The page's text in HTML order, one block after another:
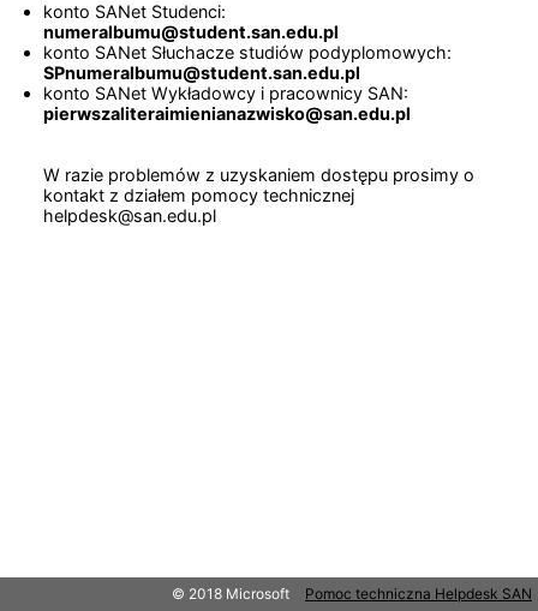
konto SANet Studenci:
numeralbumu@student.san.edu.pl
konto SANet Słuchacze studiów podyplomowych:
SPnumeralbumu@student.san.edu.pl
konto SANet Wykładowcy i pracownicy SAN:
pierwszaliteraimienianazwisko@san.edu.pl
W razie problemów z uzyskaniem dostępu prosimy o
kontakt z działem pomocy technicznej
helpdesk@san.edu.pl
© 2018 Microsoft Pomoc techniczna Helpdesk SAN